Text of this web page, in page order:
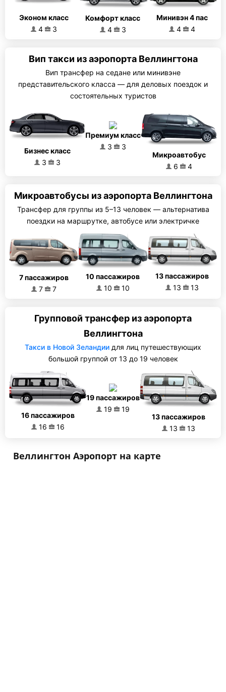
Эконом класс
4
3
Комфорт класс
4
3
Минивэн 4 пас
4
4
Вип такси из аэропорта Веллингтона
Вип трансфер на седане или минивэне
представительского класса — для деловых поездок и
состоятельных туристов
Бизнес класс
3
3
Премиум класс
3
3
Микроавтобус
6
4
Микроавтобусы из аэропорта Веллингтона
Трансфер для группы из 5–13 человек — альтернатива
поездки на маршрутке, автобусе или электричке
7 пассажиров
7
7
10 пассажиров
10
10
13 пассажиров
13
13
Групповой трансфер из аэропорта
Веллингтона
Такси в Новой Зеландии для лиц путешествующих
большой группой от 13 до 19 человек
16 пассажиров
16
16
19 пассажиров
19
19
13 пассажиров
13
13
Веллингтон Аэропорт на карте